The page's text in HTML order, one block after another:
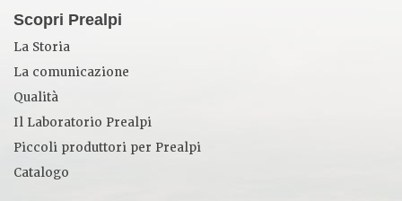
Scopri Prealpi
La Storia
La comunicazione
Qualità
Il Laboratorio Prealpi
Piccoli produttori per Prealpi
Catalogo